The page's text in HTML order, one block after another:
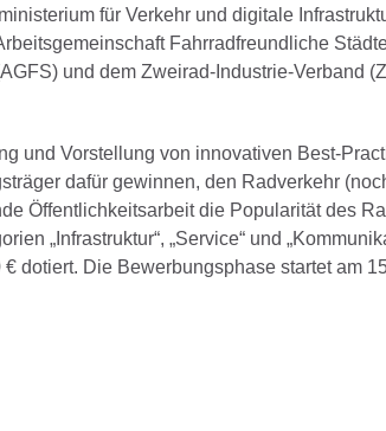
für Verkehr und digitale
Fahrradfreundliche
und dem Zweirad-Industrie-Verband
und Vorstellung von innovativen Best-
dafür gewinnen, den Radverkehr
Öffentlichkeitsarbeit die Popularität des
„Infrastruktur“, „Service“ und
dotiert. Die Bewerbungsphase startet am